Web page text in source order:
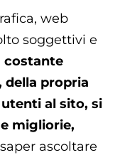
web
soggettivi e
costante
della propria
al sito, si
migliorie,
ascoltare